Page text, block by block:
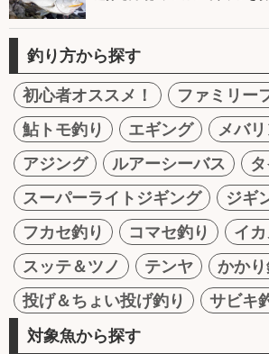
釣り方から探す
初心者オススメ！
ファミリー
鮎トモ釣り
エギング
メバ
アジング
ルアーシーバス
スーパーライトジギング
ジギ
フカセ釣り
コマセ釣り
イ
スッテ＆ツノ
テンヤ
かかり
投げ＆ちょい投げ釣り
サビキ
対象魚から探す